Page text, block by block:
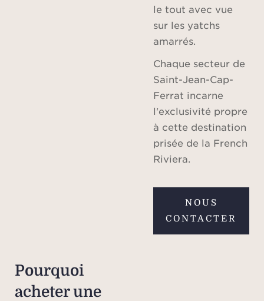
le tout avec vue
sur les yatchs
amarrés.
Chaque secteur de
Saint-Jean-Cap-
Ferrat incarne
l'exclusivité propre
à cette destination
prisée de la French
Riviera.
NOUS
CONTACTER
Pourquoi
acheter une